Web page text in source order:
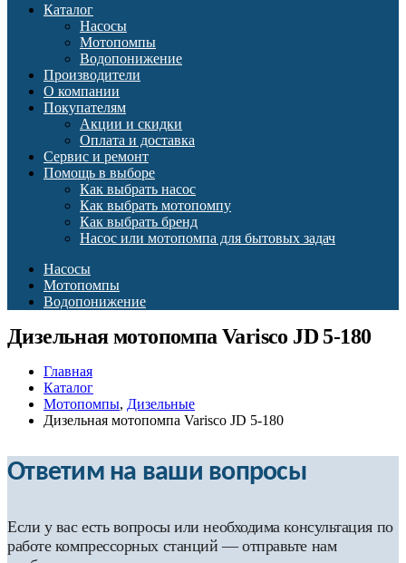
Каталог
Насосы
Мотопомпы
Водопонижение
Производители
О компании
Покупателям
Акции и скидки
Оплата и доставка
Сервис и ремонт
Помощь в выборе
Как выбрать насос
Как выбрать мотопомпу
Как выбрать бренд
Насос или мотопомпа для бытовых задач
Насосы
Мотопомпы
Водопонижение
Дизельная мотопомпа Varisco JD 5-180
Главная
Каталог
Мотопомпы, Дизельные
Дизельная мотопомпа Varisco JD 5-180
Ответим на ваши вопросы
Если у вас есть вопросы или необходима консультация по
работе компрессорных станций — отправьте нам